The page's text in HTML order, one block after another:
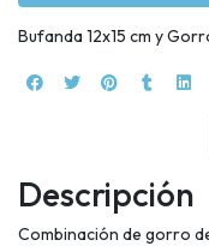
Bufanda 12x15 cm y
Descripción
Combinación de gorro